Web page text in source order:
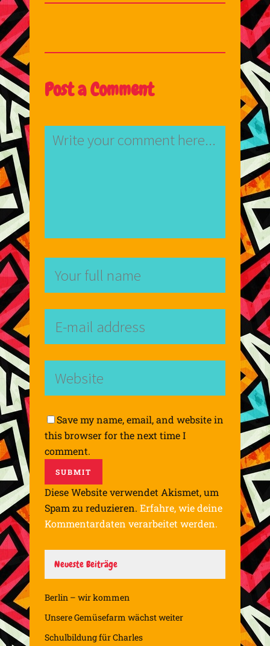
Post a Comment
Save my name, email, and website in
this browser for the next time I
comment.
Diese Website verwendet Akismet, um
Spam zu reduzieren. Erfahre, wie deine
Kommentardaten verarbeitet werden.
Neueste Beiträge
Berlin – wir kommen
Unsere Gemüsefarm wächst weiter
Schulbildung für Charles